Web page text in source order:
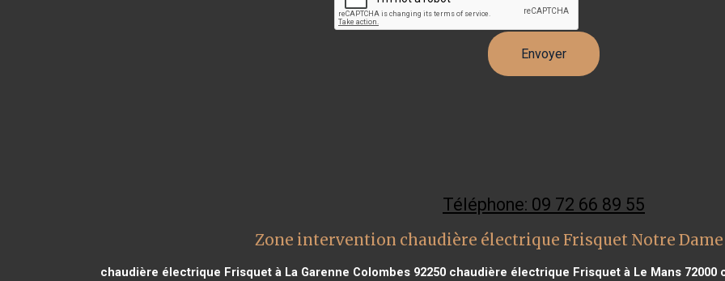
Téléphone: 09 72 66 89 55
Zone intervention chaudière électrique Frisquet Notre
chaudière électrique Frisquet à La Garenne Colombes 92250chaudière électrique Frisquet à Le Mans 72000